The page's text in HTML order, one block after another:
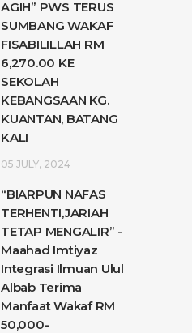
AGIH” PWS TERUS
SUMBANG WAKAF
FISABILILLAH RM
6,270.00 KE
SEKOLAH
KEBANGSAAN KG.
KUANTAN, BATANG
KALI
05 JULY, 2024
“BIARPUN NAFAS
TERHENTI,JARIAH
TETAP MENGALIR” -
Maahad Imtiyaz
Integrasi Ilmuan Ulul
Albab Terima
Manfaat Wakaf RM
50,000-